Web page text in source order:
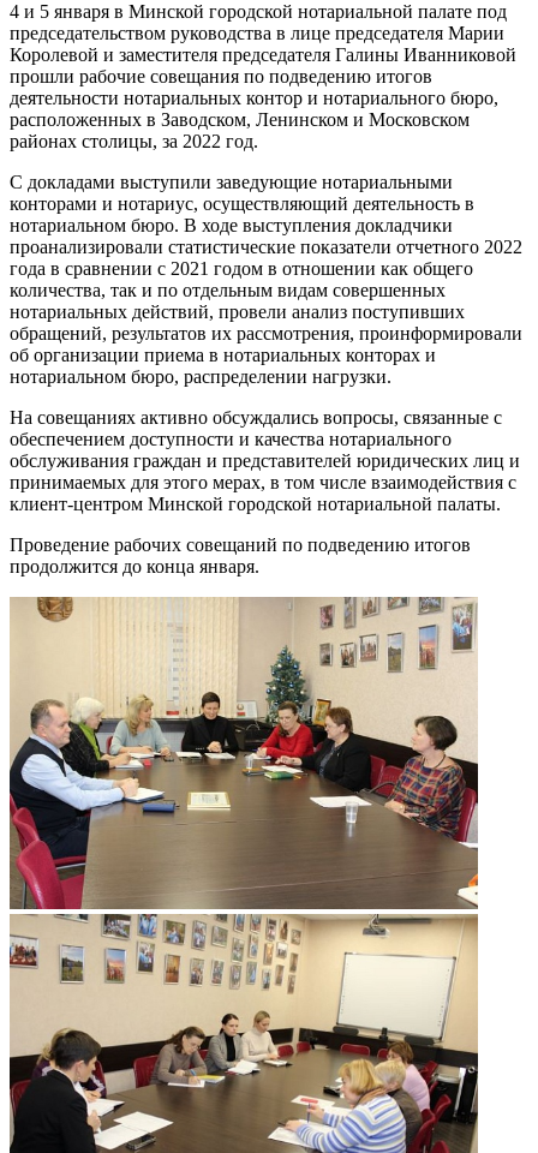
4 и 5 января в Минской городской нотариальной палате под
председательством руководства в лице председателя Марии
Королевой и заместителя председателя Галины Иванниковой
прошли рабочие совещания по подведению итогов
деятельности нотариальных контор и нотариального бюро,
расположенных в Заводском, Ленинском и Московском
районах столицы, за 2022 год.
С докладами выступили заведующие нотариальными
конторами и нотариус, осуществляющий деятельность в
нотариальном бюро. В ходе выступления докладчики
проанализировали статистические показатели отчетного 2022
года в сравнении с 2021 годом в отношении как общего
количества, так и по отдельным видам совершенных
нотариальных действий, провели анализ поступивших
обращений, результатов их рассмотрения, проинформировали
об организации приема в нотариальных конторах и
нотариальном бюро, распределении нагрузки.
На совещаниях активно обсуждались вопросы, связанные с
обеспечением доступности и качества нотариального
обслуживания граждан и представителей юридических лиц и
принимаемых для этого мерах, в том числе взаимодействия с
клиент-центром Минской городской нотариальной палаты.
Проведение рабочих совещаний по подведению итогов
продолжится до конца января.